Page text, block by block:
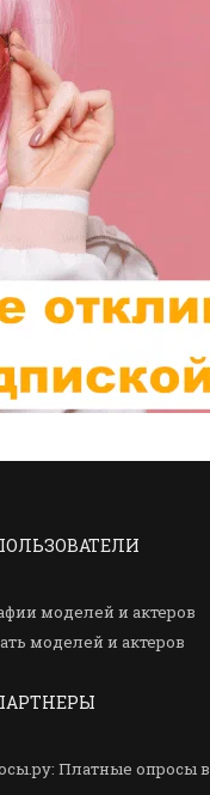
моделей и актеров
моделей и актеров
Платные опросы в